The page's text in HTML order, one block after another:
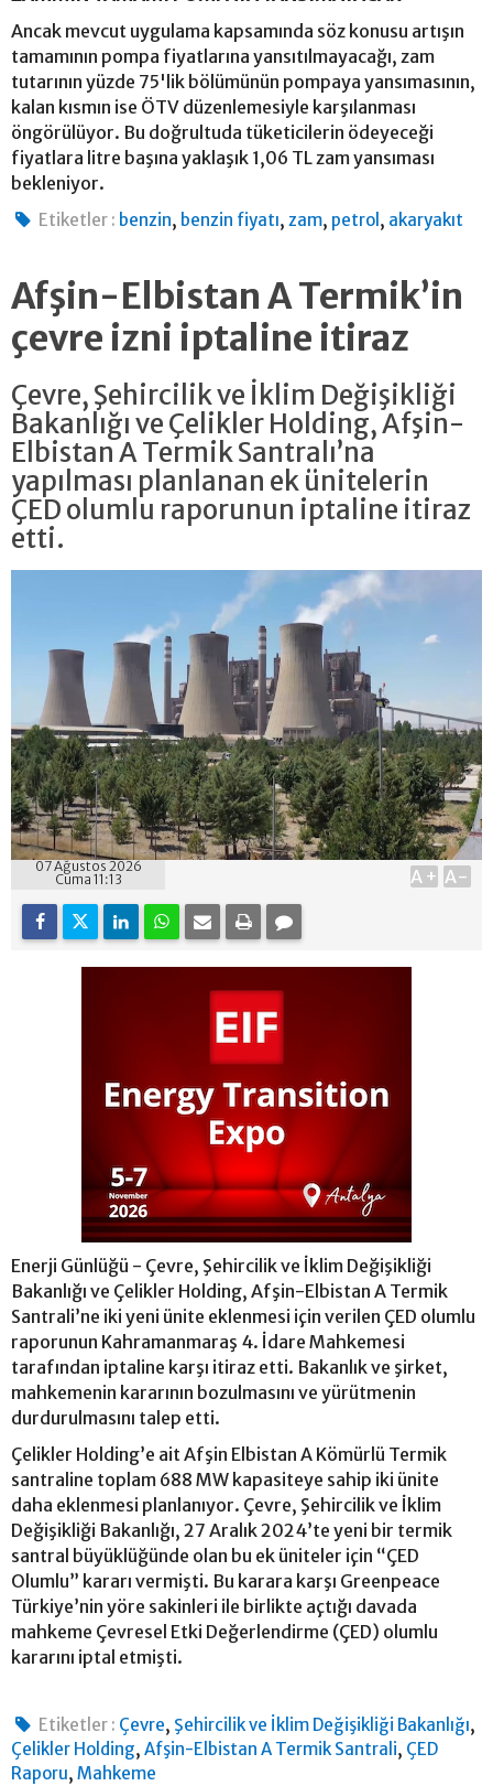
Ancak mevcut uygulama kapsamında söz konusu artışın
tamamının pompa fiyatlarına yansıtılmayacağı, zam
tutarının yüzde 75'lik bölümünün pompaya yansımasının,
kalan kısmın ise ÖTV düzenlemesiyle karşılanması
öngörülüyor. Bu doğrultuda tüketicilerin ödeyeceği
fiyatlara litre başına yaklaşık 1,06 TL zam yansıması
bekleniyor.
Etiketler : benzin, benzin fiyatı,zam, petrol , akaryakıt
Afşin-Elbistan A Termik’in
çevre izni iptaline itiraz
Çevre, Şehircilik ve İklim Değişikliği
Bakanlığı ve Çelikler Holding, Afşin-
Elbistan A Termik Santralı’na
yapılması planlanan ek ünitelerin
ÇED olumlu raporunun iptaline itiraz
etti.
07 Ağustos 2026
Cuma 11:13
A+ A-
Enerji Günlüğü - Çevre, Şehircilik ve İklim Değişikliği
Bakanlığı ve Çelikler Holding, Afşin-Elbistan A Termik
Santrali’ne iki yeni ünite eklenmesi için verilen ÇED olumlu
raporunun Kahramanmaraş 4. İdare Mahkemesi
tarafından iptaline karşı itiraz etti. Bakanlık ve şirket,
mahkemenin kararının bozulmasını ve yürütmenin
durdurulmasını talep etti.
Çelikler Holding’e ait Afşin Elbistan A Kömürlü Termik
santraline toplam 688 MW kapasiteye sahip iki ünite
daha eklenmesi planlanıyor. Çevre, Şehircilik ve İklim
Değişikliği Bakanlığı, 27 Aralık 2024’te yeni bir termik
santral büyüklüğünde olan bu ek üniteler için “ÇED
Olumlu” kararı vermişti. Bu karara karşı Greenpeace
Türkiye’nin yöre sakinleri ile birlikte açtığı davada
mahkeme Çevresel Etki Değerlendirme (ÇED) olumlu
kararını iptal etmişti.
Etiketler : Çevre, Şehircilik ve İklim Değişikliği Bakanlığı,
Çelikler Holding, Afşin-Elbistan A Termik Santrali, ÇED
Raporu, Mahkeme